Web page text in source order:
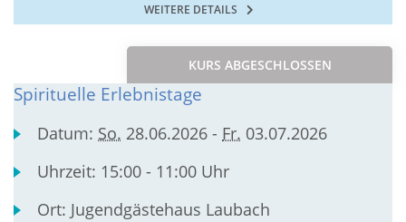
WEITERE DETAILS
KURS ABGESCHLOSSEN
Spirituelle Erlebnistage
Datum: So. 28.06.2026 - Fr. 03.07.2026
Uhrzeit: 15:00 - 11:00 Uhr
Ort: Jugendgästehaus Laubach